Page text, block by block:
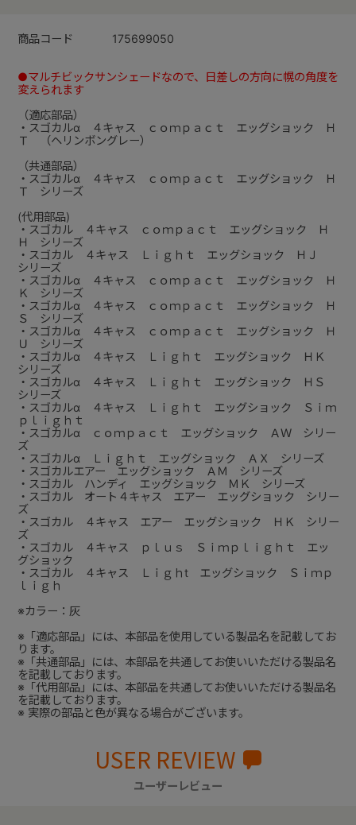
商品コード 175699050
●マルチビックサンシェードなので、日差しの方向に幌の角度を
変えられます
（適応部品）
・スゴカルα ４キャス ｃｏｍｐａｃｔ エッグショック Ｈ
Ｔ （ヘリンボングレー）
（共通部品）
・スゴカルα ４キャス ｃｏｍｐａｃｔ エッグショック Ｈ
Ｔ シリーズ
(代用部品)
・スゴカル ４キャス ｃｏｍｐａｃｔ エッグショック Ｈ
Ｈ シリーズ
・スゴカル ４キャス Ｌｉｇｈｔ エッグショック ＨＪ
シリーズ
・スゴカルα ４キャス ｃｏｍｐａｃｔ エッグショック Ｈ
Ｋ シリーズ
・スゴカルα ４キャス ｃｏｍｐａｃｔ エッグショック Ｈ
Ｓ シリーズ
・スゴカルα ４キャス ｃｏｍｐａｃｔ エッグショック Ｈ
Ｕ シリーズ
・スゴカルα ４キャス Ｌｉｇｈｔ エッグショック ＨＫ
シリーズ
・スゴカルα ４キャス Ｌｉｇｈｔ エッグショック ＨＳ
シリーズ
・スゴカルα ４キャス Ｌｉｇｈｔ エッグショック Ｓｉｍ
ｐｌｉｇｈｔ
・スゴカルα ｃｏｍｐａｃｔ エッグショック ＡＷ シリー
ズ
・スゴカルα Ｌｉｇｈｔ エッグショック ＡＸ シリーズ
・スゴカルエアー エッグショック ＡＭ シリーズ
・スゴカル ハンディ エッグショック ＭＫ シリーズ
・スゴカル オート４キャス エアー エッグショック シリー
ズ
・スゴカル ４キャス エアー エッグショック ＨＫ シリー
ズ
・スゴカル ４キャス ｐｌｕｓ Ｓｉｍｐｌｉｇｈｔ エッ
グショック
・スゴカル ４キャス Ｌｉｇｈt エッグショック Ｓｉｍｐ
ｌｉｇｈ
※カラー：灰
※「適応部品」には、本部品を使用している製品名を記載してお
ります。
※「共通部品」には、本部品を共通してお使いいただける製品名
を記載しております。
※「代用部品」には、本部品を共通してお使いいただける製品名
を記載しております。
※ 実際の部品と色が異なる場合がございます。
USER REVIEW
ユーザーレビュー